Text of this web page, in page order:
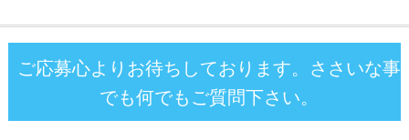
ご応募心よりお待ちしております。ささいな事
でも何でもご質問下さい。